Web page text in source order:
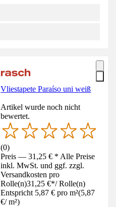
Vliestapete Paraíso uni weiß
Artikel wurde noch nicht
bewertet.
(0)
Preis — 31,25 € * Alle Preise
inkl. MwSt. und ggf. zzgl.
Versandkosten pro
Rolle(n)31,25 €*/ Rolle(n)
Entspricht 5,87 € pro m²(5,87
€/ m²)